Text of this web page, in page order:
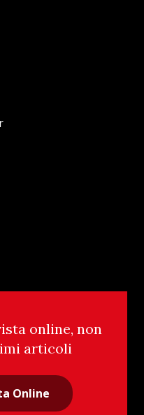
online, non
articoli
Online